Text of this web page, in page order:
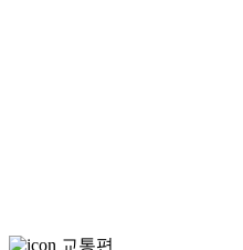
교통편